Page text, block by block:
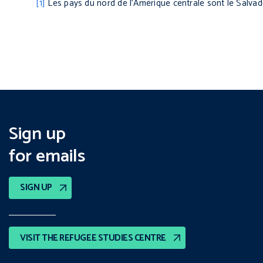
[1] Les pays du nord de l’Amérique centrale sont le
Sign up
for emails
SIGN UP
VISIT THE REFUGEE STUDIES CENTRE